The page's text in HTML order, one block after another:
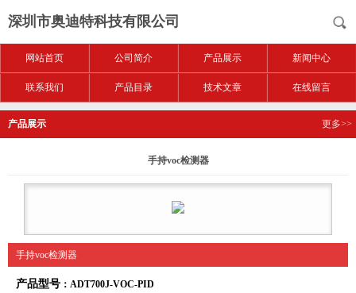
深圳市奥迪特科技有限公司
网站首页 公司简介 产品展示 新闻中心
联系我们 产品目录 技术文章 在线留言
产品展示 更多>>
手持voc检测器
手持voc检测器
产品型号 ：ADT700J-VOC-PID